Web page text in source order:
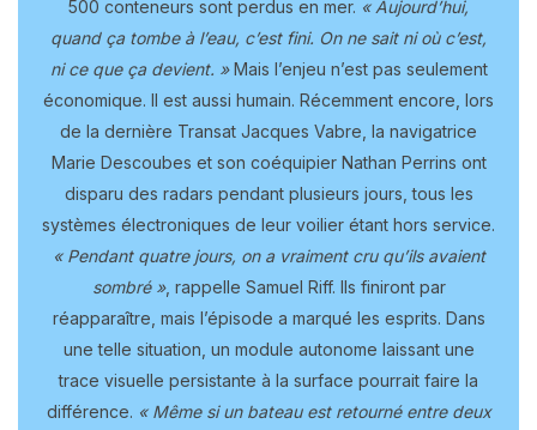
500 conteneurs sont perdus en mer. « Aujourd’hui,
quand ça tombe à l’eau, c’est fini. On ne sait ni où c’est,
ni ce que ça devient. »Mais l’enjeu n’est pas seulement
économique. Il est aussi humain. Récemment encore, lors
de la dernière Transat Jacques Vabre, la navigatrice
Marie Descoubes et son coéquipier Nathan Perrins ont
disparu des radars pendant plusieurs jours, tous les
systèmes électroniques de leur voilier étant hors service.
« Pendant quatre jours, on a vraiment cru qu’ils avaient
sombré », rappelle Samuel Riff. Ils finiront par
réapparaître, mais l’épisode a marqué les esprits. Dans
une telle situation, un module autonome laissant une
trace visuelle persistante à la surface pourrait faire la
différence. « Même si un bateau est retourné entre deux